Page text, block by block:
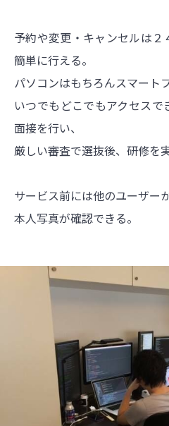
予約や変更・キャンセルは
簡単に行える。
パソコンはもちろんスマート
いつでもどこでもアクセス
面接を行い、
厳しい審査で選抜後、研修を実
サービス前には他のユーザー
本人写真が確認できる。